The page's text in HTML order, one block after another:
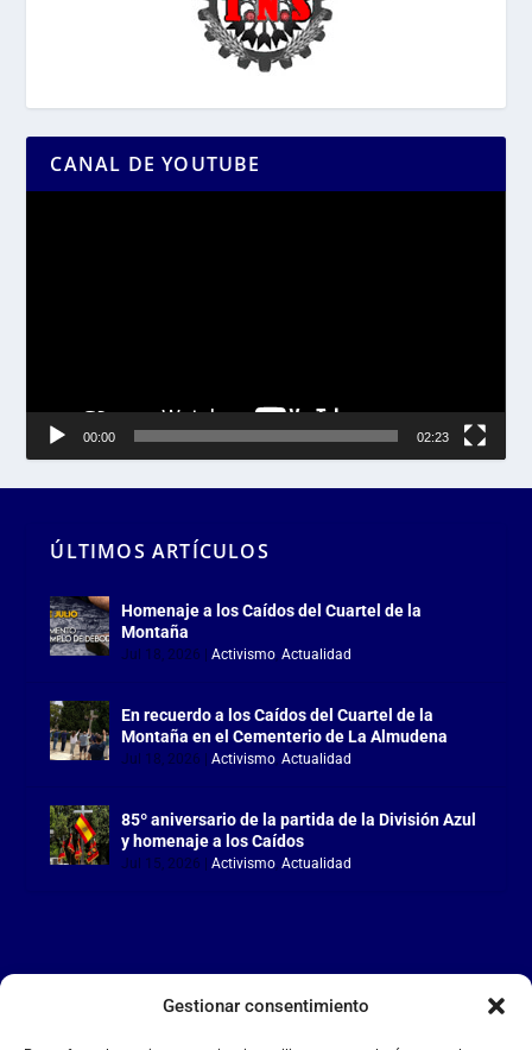
Gestionar consentimiento
CANAL DE YOUTUBE
00:00 02:23
ÚLTIMOS ARTÍCULOS
Homenaje a los Caídos del Cuartel de la
Montaña
Jul 18, 2026 |Activismo,Actualidad
En recuerdo a los Caídos del Cuartel de la
Montaña en el Cementerio de La Almudena
Jul 18, 2026 |Activismo,Actualidad
85º aniversario de la partida de la División Azul
y homenaje a los Caídos
Jul 15, 2026 |Activismo,Actualidad
LA FALANGE